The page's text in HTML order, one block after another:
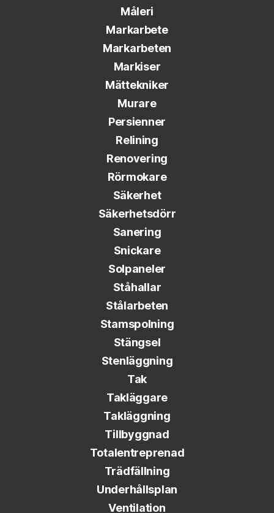
Måleri
Markarbete
Markarbeten
Markiser
Mättekniker
Murare
Persienner
Relining
Renovering
Rörmokare
Säkerhet
Säkerhetsdörr
Sanering
Snickare
Solpaneler
Ståhallar
Stålarbeten
Stamspolning
Stängsel
Stenläggning
Tak
Takläggare
Takläggning
Tillbyggnad
Totalentreprenad
Trädfällning
Underhållsplan
Ventilation